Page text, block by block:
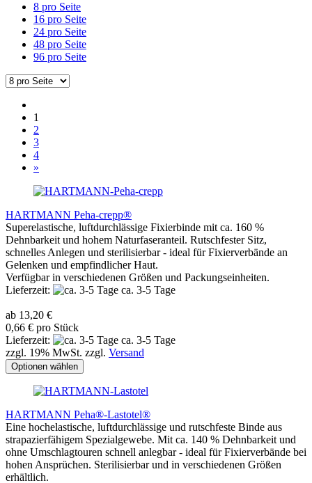
8 pro Seite
16 pro Seite
24 pro Seite
48 pro Seite
96 pro Seite
1
2
3
4
»
HARTMANN Peha-crepp®
Superelastische, luftdurchlässige Fixierbinde mit ca. 160 %
Dehnbarkeit und hohem Naturfaseranteil. Rutschfester Sitz,
schnelles Anlegen und sterilisierbar - ideal für Fixierverbände an
Gelenken und empfindlicher Haut.
Verfügbar in verschiedenen Größen und Packungseinheiten.
Lieferzeit:
ca. 3-5 Tage
ab 13,20 €
0,66 € pro Stück
Lieferzeit:
ca. 3-5 Tage
zzgl. 19% MwSt. zzgl. Versand
Optionen wählen
HARTMANN Peha®-Lastotel®
Eine hochelastische, luftdurchlässige und rutschfeste Binde aus
strapazierfähigem Spezialgewebe. Mit ca. 140 % Dehnbarkeit und
ohne Umschlagtouren schnell anlegbar - ideal für Fixierverbände bei
hohen Ansprüchen. Sterilisierbar und in verschiedenen Größen
erhältlich.